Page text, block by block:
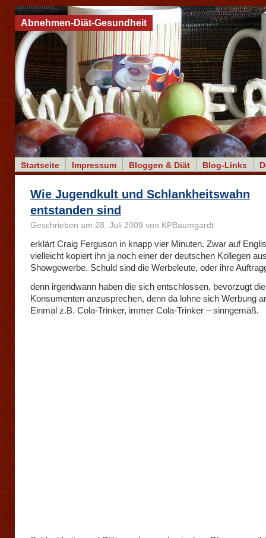
Startseite Impressum Bloggen & Diät Blog-Links
Abnehmen-Diät-Gesundheit
Wie Jugendkult und Schlankheitswahn
entstanden sind
Geschrieben am 28. Juli 2009 von KPBaumgardt
erklärt Craig Ferguson in knapp vier Minuten. Zwar auf
vielleicht kopiert ihn ja noch einer der deutschen Kollegen
Showgewerbe. Schuld sind die Werbeleute, oder ihre
denn irgendwann haben die sich entschlossen, bevorzugt
Konsumenten anzusprechen, denn da lohne sich Werbung
Einmal z.B. Cola-Trinker, immer Cola-Trinker – sinngemäß.